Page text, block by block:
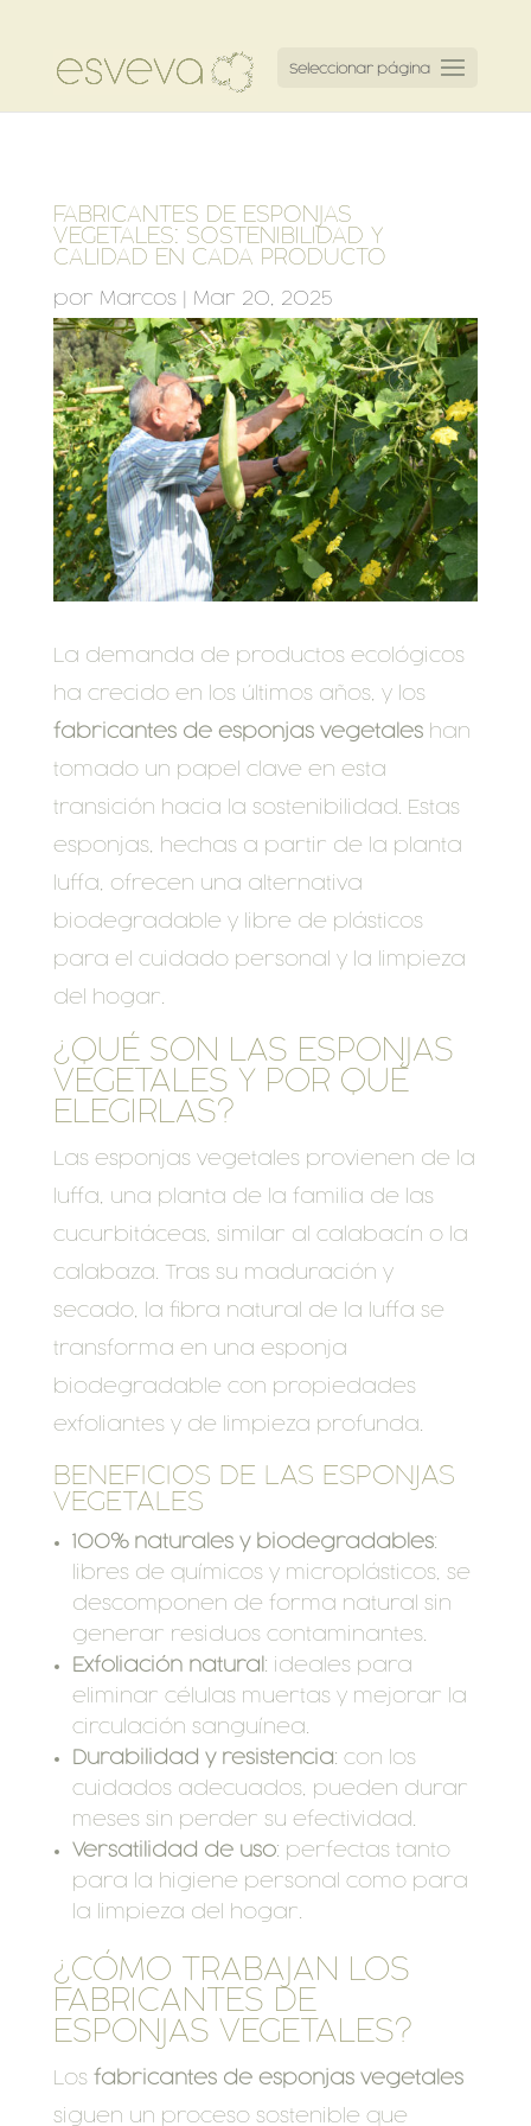
Seleccionar página
FABRICANTES DE ESPONJAS
VEGETALES: SOSTENIBILIDAD Y
CALIDAD EN CADA PRODUCTO
por Marcos| Mar 20, 2025
La demanda de productos ecológicos
ha crecido en los últimos años, y los
fabricantes de esponjas vegetaleshan
tomado un papel clave en esta
transición hacia la sostenibilidad. Estas
esponjas, hechas a partir de la planta
luffa, ofrecen una alternativa
biodegradable y libre de plásticos
para el cuidado personal y la limpieza
del hogar.
¿QUÉ SON LAS ESPONJAS
VEGETALES Y POR QUÉ
ELEGIRLAS?
Las esponjas vegetales provienen de la
luffa, una planta de la familia de las
cucurbitáceas, similar al calabacín o la
calabaza. Tras su maduración y
secado, la fibra natural de la luffa se
transforma en una esponja
biodegradable con propiedades
exfoliantes y de limpieza profunda.
BENEFICIOS DE LAS ESPONJAS
VEGETALES
100% naturales y biodegradables:
libres de químicos y microplásticos, se
descomponen de forma natural sin
generar residuos contaminantes.
Exfoliación natural : ideales para
eliminar células muertas y mejorar la
circulación sanguínea.
Durabilidad y resistencia: con los
cuidados adecuados, pueden durar
meses sin perder su efectividad.
Versatilidad de uso: perfectas tanto
para la higiene personal como para
la limpieza del hogar.
¿CÓMO TRABAJAN LOS
FABRICANTES DE
ESPONJAS VEGETALES?
Los fabricantes de esponjas vegetales
siguen un proceso sostenible que